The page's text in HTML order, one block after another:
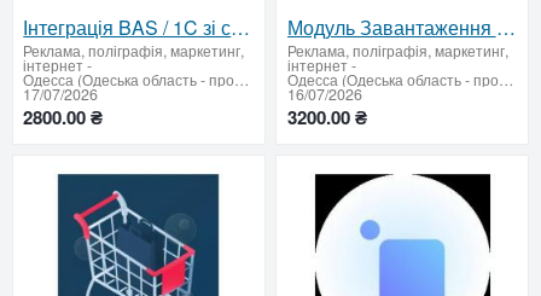
Інтеграція BAS / 1C зі службами доставки
Реклама, поліграфія, маркетинг,
інтернет-
Одесса (Одеська область - продати купити)
17/07/2026
2800.00 ₴
Модуль Завантаження прайсів у BAS / 1C
Реклама, поліграфія, маркетинг,
інтернет-
Одесса (Одеська область - продати купити)
16/07/2026
3200.00 ₴